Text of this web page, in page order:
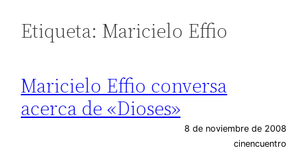
Etiqueta: Maricielo Effio
Maricielo Effio conversa
acerca de «Dioses»
8 de noviembre de 2008
cinencuentro